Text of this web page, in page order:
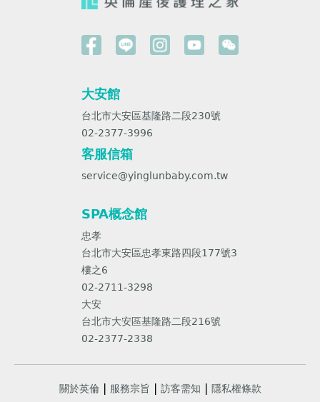
大安館
台北市大安區基隆路二段230號
02-2377-3996
客服信箱
service@yinglunbaby.com.tw
SPA概念館
忠孝
台北市大安區忠孝東路四段177號3
樓之6
02-2711-3298
大安
台北市大安區基隆路二段216號
02-2377-2338
關於英倫 服務宗旨 訪客需知 隱私權條款